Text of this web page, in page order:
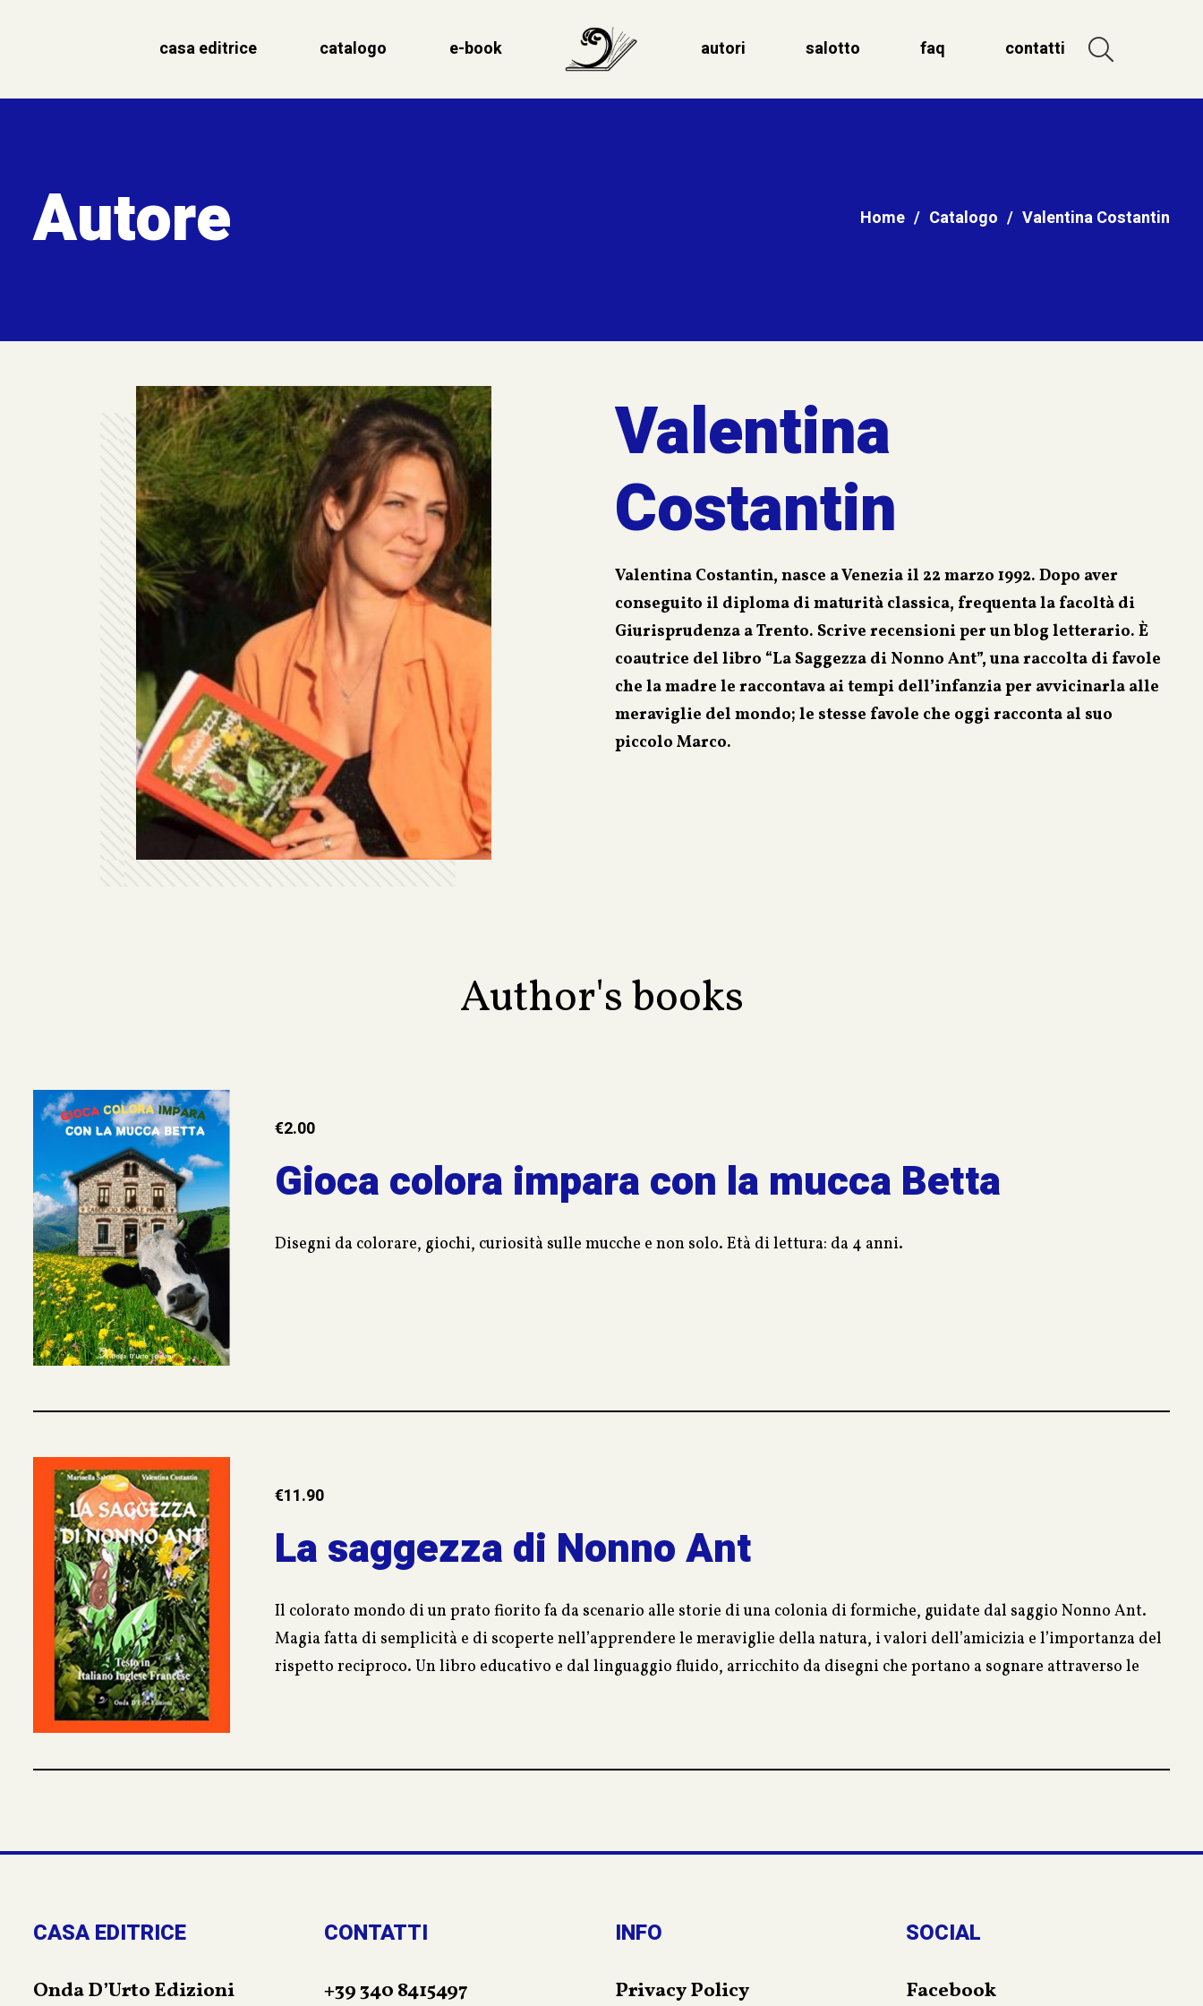
casa editrice catalogo e-book autori salotto faq contatti
Autore Home / Catalogo / Valentina Costantin
Valentina
Costantin
Valentina Costantin, nasce a Venezia il 22 marzo 1992. Dopo aver
conseguito il diploma di maturità classica, frequenta la facoltà di
Giurisprudenza a Trento. Scrive recensioni per un blog letterario. È
coautrice del libro “La Saggezza di Nonno Ant”, una raccolta di favole
che la madre le raccontava ai tempi dell’infanzia per avvicinarla alle
meraviglie del mondo; le stesse favole che oggi racconta al suo
piccolo Marco.
Author's books
Gioca colora impara con la mucca Betta
€2.00
Disegni da colorare, giochi, curiosità sulle mucche e non solo. Età di lettura: da 4 anni.
La saggezza di Nonno Ant
€11.90
Il colorato mondo di un prato fiorito fa da scenario alle storie di una colonia di formiche, guidate dal saggio Nonno Ant.
Magia fatta di semplicità e di scoperte nell’apprendere le meraviglie della natura, i valori dell’amicizia e l’importanza del
rispetto reciproco. Un libro educativo e dal linguaggio fluido, arricchito da disegni che portano a sognare attraverso le
CASA EDITRICE
Onda D’Urto Edizioni
CONTATTI
+39 340 8415497
INFO
Privacy Policy
SOCIAL
Facebook